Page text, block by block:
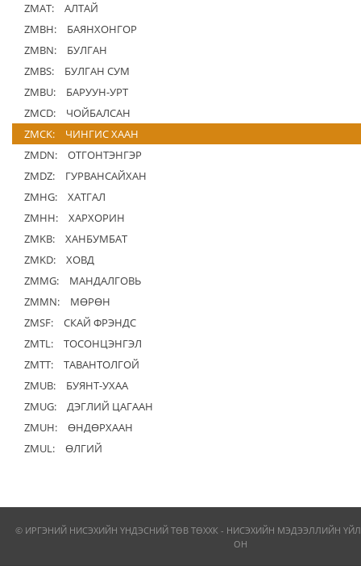
ZMAT:
АЛТАЙ
ZMBH:
БАЯНХОНГОР
ZMBN:
БУЛГАН
ZMBS:
БУЛГАН СУМ
ZMBU:
БАРУУН-УРТ
ZMCD:
ЧОЙБАЛСАН
ZMCK:
ЧИНГИС ХААН
ZMDN:
ОТГОНТЭНГЭР
ZMDZ:
ГУРВАНСАЙХАН
ZMHG:
ХАТГАЛ
ZMHH:
ХАРХОРИН
ZMKB:
ХАНБУМБАТ
ZMKD:
ХОВД
ZMMG:
МАНДАЛГОВЬ
ZMMN:
МӨРӨН
ZMSF:
СКАЙ ФРЭНДС
ZMTL:
ТОСОНЦЭНГЭЛ
ZMTT:
ТАВАНТОЛГОЙ
ZMUB:
БУЯНТ-УХАА
ZMUG:
ДЭГЛИЙ ЦАГААН
ZMUH:
ӨНДӨРХААН
ZMUL:
ӨЛГИЙ
© ИРГЭНИЙ НИСЭХИЙН ҮНДЭСНИЙ ТӨВ ТӨХХК - НИСЭХИЙН МЭДЭЭЛЛИЙН
ОН